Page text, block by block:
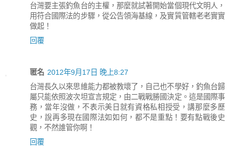
台灣要主張釣魚台的主權，那麼就試著開始當個現代文明人，
用符合國際法的步驟，從公告領海基線，及實質管轄老老實實
做起！
回覆
匿名 2012年9月17日 晚上8:27
台灣長久以來思維能力都被教壞了，自己也不學好，釣魚台歸
屬只能依照波次坦宣言規定，由二戰戰勝國決定。這是國際事
務，當年沒做，不表示美日就有資格私相授受，講那麼多歷
史，說再多現在國際法如如何，都不是重點！要有點戰後史
觀，不然誰管你啊！
回覆